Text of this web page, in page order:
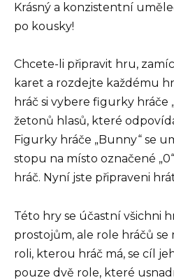
Krásný a konzistentní
po kousky!
Chcete-li připravit hru,
karet a rozdejte každému
hráč si vybere figurky hráče
žetonů hlasů, které
Figurky hráče „Bunny“ se
stopu na místo označené
hráč. Nyní jste připraveni
Této hry se účastní všichni
prostojům, ale role hráčů se
roli, kterou hráč má, se cíl
pouze dvě role, které